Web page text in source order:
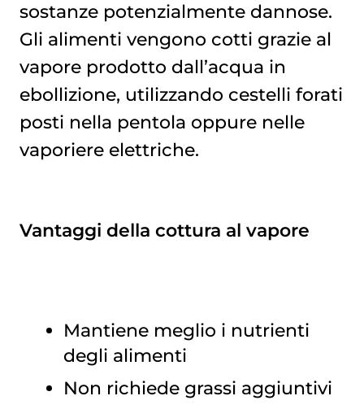
sostanze potenzialmente dannose.
Gli alimenti vengono cotti grazie al
vapore prodotto dall’acqua in
ebollizione, utilizzando cestelli forati
posti nella pentola oppure nelle
vaporiere elettriche.
Vantaggi della cottura al vapore
Mantiene meglio i nutrienti
degli alimenti
Non richiede grassi aggiuntivi